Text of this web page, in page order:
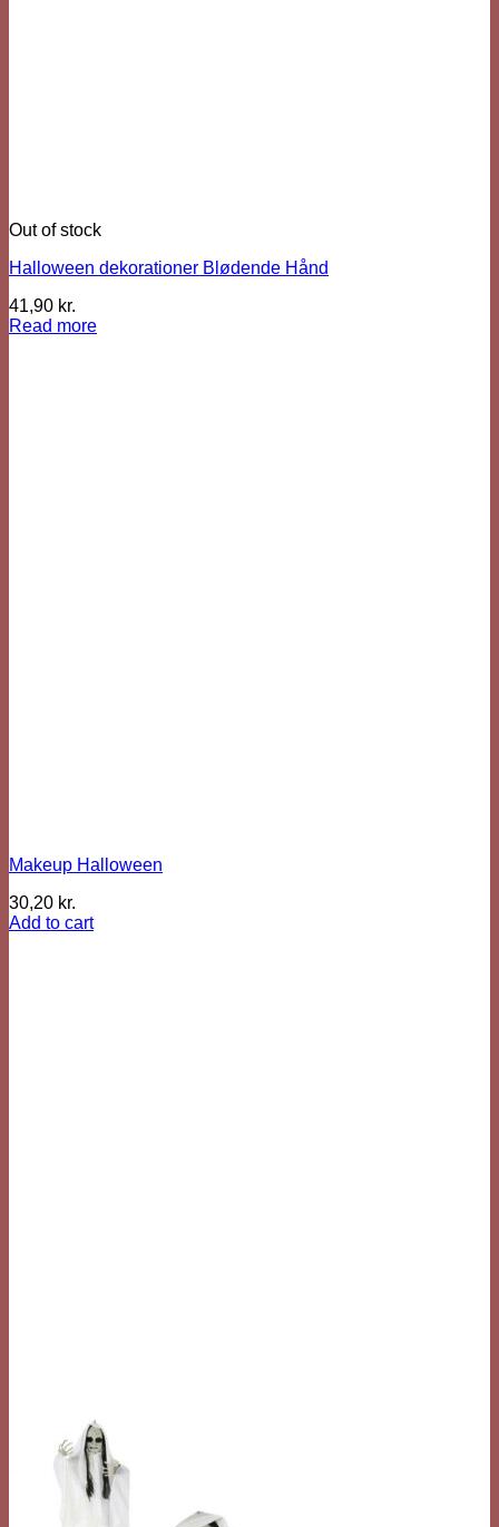
Out of stock
Halloween dekorationer Blødende Hånd
41,90 kr.
Read more
Makeup Halloween
30,20 kr.
Add to cart